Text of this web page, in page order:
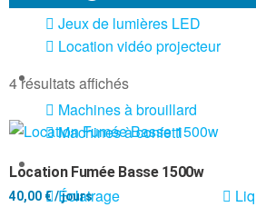
Jeux de lumières LED
Location vidéo projecteur
LOCATION MACHINE À EFFETS
Machines à brouillard
Machines à confetti
VENTE SONO ET ÉCLAIRAGE
Éclairage
4 résultats affichés
Location Fumée Basse 1500w
40,00 €/ jours